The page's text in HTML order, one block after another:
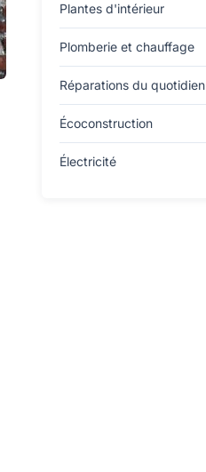
Plantes d'intérieur
Plomberie et chauffage
Réparations du quotidien
Écoconstruction
Électricité